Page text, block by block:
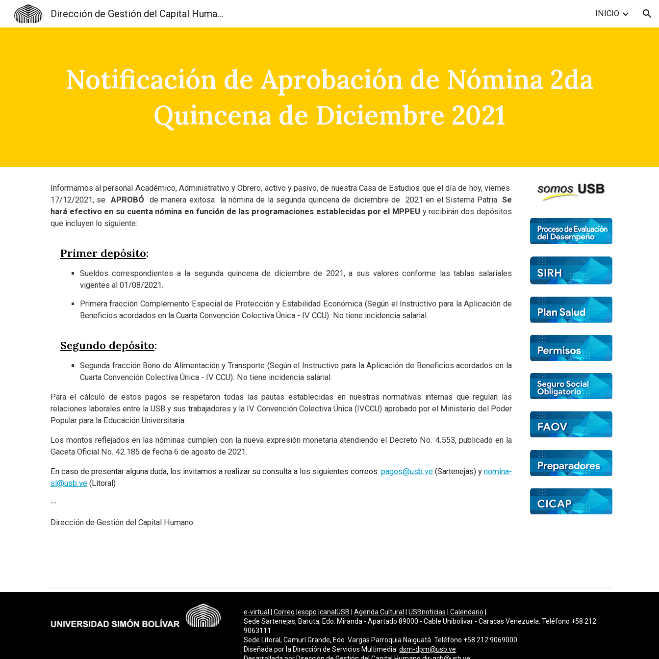
Skip to main content
Dirección de Gestión del Capital Humano INICIO
Notificación de Aprobación de Nómina 2da
Quincena de Diciembre 2021
Informamos al personal Académico, Administrativo y Obrero, activo y pasivo, de nuestra Casa de Estudios que el día de hoy, viernes
17/12/2021, seAPROBÓ de manera exitosa la nómina de la segunda quincena de diciembre de 2021 en el Sistema Patria. Se
hará efectivo en su cuenta nómina en función de las programaciones establecidas por el MPPEU y recibirán dos depósitos
que incluyen lo siguiente:
Primer depósito:
Sueldos correspondientes a la segunda quincena de diciembre de 2021, a sus valores conforme las tablas salariales
vigentes al 01/08/2021.
Primera fracción Complemento Especial de Protección y Estabilidad Económica (Según el Instructivo para la Aplicación de
Beneficios acordados en la Cuarta Convención Colectiva Única - IV CCU). No tiene incidencia salarial.
Segundo depósito:
Segunda fracción Bono de Alimentación y Transporte (Según el Instructivo para la Aplicación de Beneficios acordados en la
Cuarta Convención Colectiva Única - IV CCU). No tiene incidencia salarial.
Para el cálculo de estos pagos se respetaron todas las pautas establecidas en nuestras normativas internas que regulan las
relaciones laborales entre la USB y sus trabajadores y la IV Convención Colectiva Única (IVCCU) aprobado por el Ministerio del Poder
Popular para la Educación Universitaria.
Los montos reflejados en las nóminas cumplen con la nueva expresión monetaria atendiendo el Decreto No. 4.553, publicado en la
Gaceta Oficial No. 42.185 de fecha 6 de agosto de 2021.
En caso de presentar alguna duda, los invitamos a realizar su consulta a los siguientes correos: pagos@usb.ve(Sartenejas) y nomina-
sl@usb.ve(Litoral)
--
Dirección de Gestión del Capital Humano
e-virtual |Correo |esopo |canalUSB |Agenda Cultural |USBnoticias |Calendario
Sede Sartenejas, Baruta, Edo. Miranda - Apartado 89000 - Cable Unibolivar - Caracas Venezuela. Teléfono +58 212
9063111
Sede Litoral, Camurí Grande, Edo. Vargas Parroquia Naiguatá. Teléfono +58 212 9069000
Diseñada por la Dirección de Servicios Multimediadsm-dpm@usb.ve